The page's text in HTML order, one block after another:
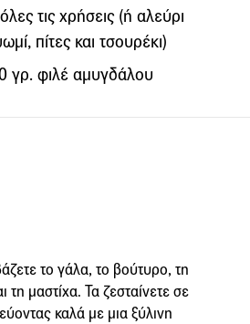
τις χρήσεις (ή αλεύρι
πίτες και τσουρέκι)
γρ. φιλέ αμυγδάλου
το γάλα, το βούτυρο, τη
τη μαστίχα. Τα ζεσταίνετε σε
καλά με μια ξύλινη